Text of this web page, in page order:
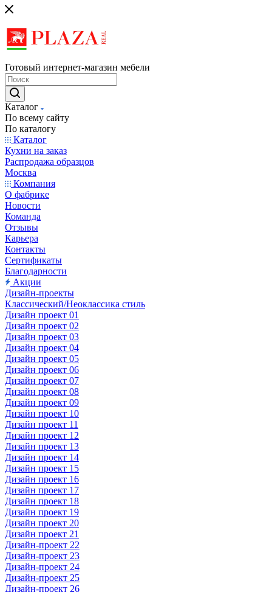
Готовый интернет-магазин мебели
Каталог
По всему сайту
По каталогу
Каталог
Кухни на заказ
Распродажа образцов
Москва
Компания
О фабрике
Новости
Команда
Отзывы
Карьера
Контакты
Сертификаты
Благодарности
Акции
Дизайн-проекты
Классический/Неоклассика стиль
Дизайн проект 01
Дизайн проект 02
Дизайн проект 03
Дизайн проект 04
Дизайн проект 05
Дизайн проект 06
Дизайн проект 07
Дизайн проект 08
Дизайн проект 09
Дизайн проект 10
Дизайн проект 11
Дизайн проект 12
Дизайн проект 13
Дизайн проект 14
Дизайн проект 15
Дизайн проект 16
Дизайн проект 17
Дизайн проект 18
Дизайн проект 19
Дизайн проект 20
Дизайн проект 21
Дизайн-проект 22
Дизайн-проект 23
Дизайн-проект 24
Дизайн-проект 25
Дизайн-проект 26